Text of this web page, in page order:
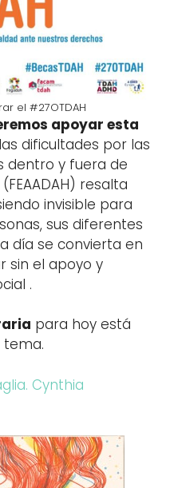
el #27OTDAH
apoyar esta
dificultades por las
dentro y fuera de
resalta
invisible para
sus diferentes
día se convierta en
sin el apoyo y
.
para hoy está
tema.
Cynthia